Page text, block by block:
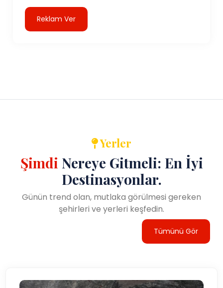
Reklam Ver
Yerler
Şimdi Nereye Gitmeli: En İyi
Destinasyonlar.
Günün trend olan, mutlaka görülmesi gereken
şehirleri ve yerleri keşfedin.
Tümünü Gör